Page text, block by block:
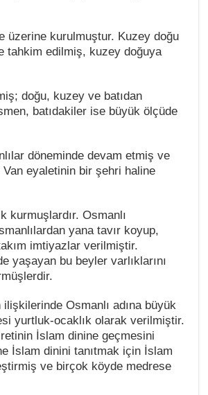
üzerine kurulmuştur. Kuzey doğu
tahkim edilmiş, kuzey doğuya
doğu, kuzey ve batıdan
batıdakiler ise büyük ölçüde
döneminde devam etmiş ve
Van eyaletinin bir şehri haline
kurmuşlardır. Osmanlı
yana tavır koyup,
imtiyazlar verilmiştir.
yaşayan bu beyler varlıklarını
Osmanlı adına büyük
yurtluk-ocaklık olarak verilmiştir.
İslam dinine geçmesini
İslam dinini tanıtmak için İslam
ve birçok köyde medrese